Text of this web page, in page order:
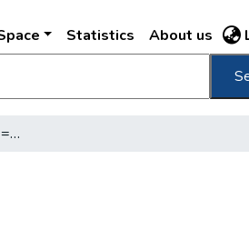
Statistics About us
Budapest Duna ünnepély = Donaufest